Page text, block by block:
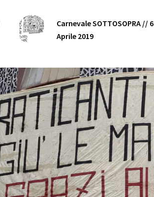
Carnevale SOTTOSOPRA // 6
Aprile 2019